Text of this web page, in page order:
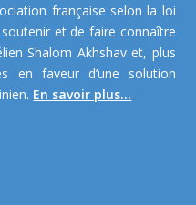
française selon la loi
et de faire connaître
Shalom Akhshav et, plus
en faveur d’une solution
En savoir plus...